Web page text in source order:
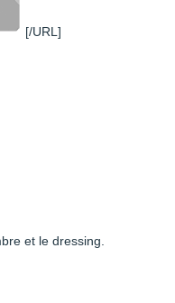
[/URL]
et le dressing.